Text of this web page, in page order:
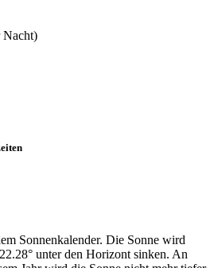
Nacht)
Sonnenkalender. Die Sonne wird
unter den Horizont sinken. An